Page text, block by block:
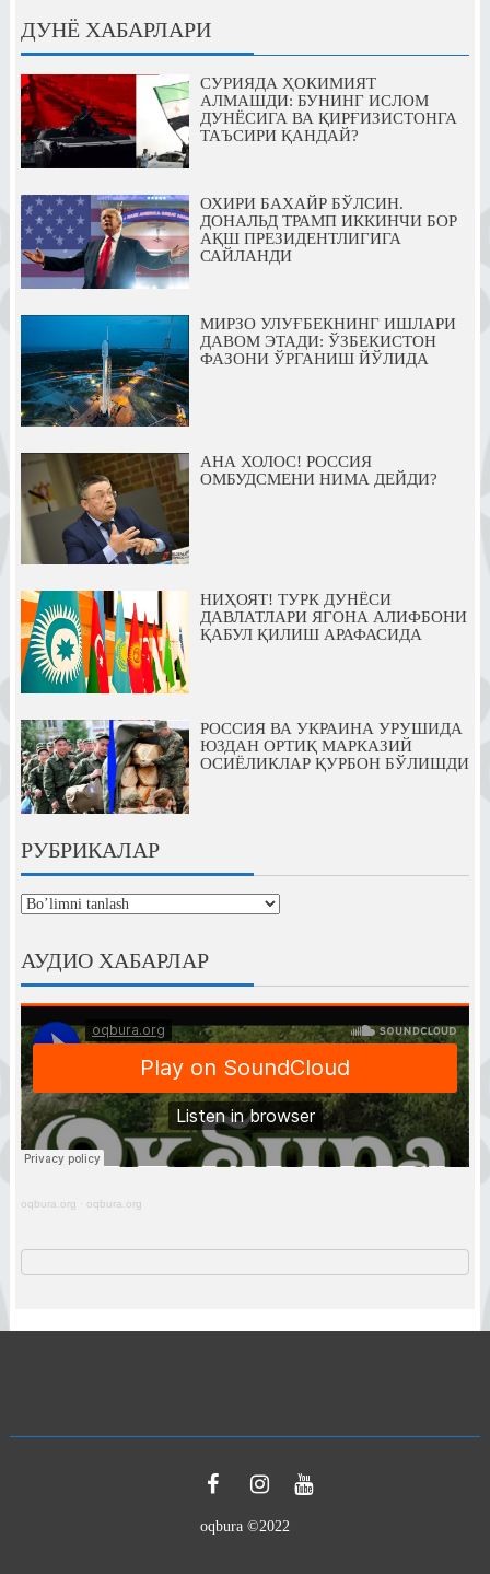
ДУНЁ ХАБАРЛАРИ
СУРИЯДА ҲОКИМИЯТ
АЛМАШДИ: БУНИНГ ИСЛОМ
ДУНЁСИГА ВА ҚИРҒИЗИСТОНГА
ТАЪСИРИ ҚАНДАЙ?
ОХИРИ БАХАЙР БЎЛСИН.
ДОНАЛЬД ТРАМП ИККИНЧИ БОР
АҚШ ПРЕЗИДЕНТЛИГИГА
САЙЛАНДИ
МИРЗО УЛУҒБЕКНИНГ ИШЛАРИ
ДАВОМ ЭТАДИ: ЎЗБЕКИСТОН
ФАЗОНИ ЎРГАНИШ ЙЎЛИДА
АНА ХОЛОС! РОССИЯ
ОМБУДСМЕНИ НИМА ДЕЙДИ?
НИҲОЯТ! ТУРК ДУНЁСИ
ДАВЛАТЛАРИ ЯГОНА АЛИФБОНИ
ҚАБУЛ ҚИЛИШ АРАФАСИДА
РОССИЯ ВА УКРАИНА УРУШИДА
ЮЗДАН ОРТИҚ МАРКАЗИЙ
ОСИЁЛИКЛАР ҚУРБОН БЎЛИШДИ
РУБРИКАЛАР
рубрикалар
АУДИО ХАБАРЛАР
oqbura.org · oqbura.org
oqbura ©2022